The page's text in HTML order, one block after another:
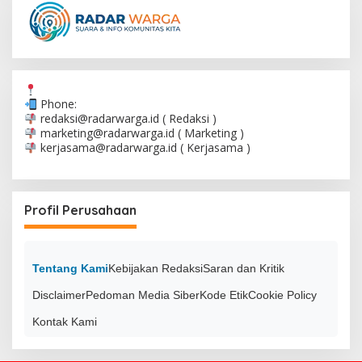
Phone:
redaksi@radarwarga.id ( Redaksi )
marketing@radarwarga.id ( Marketing )
kerjasama@radarwarga.id ( Kerjasama )
Profil Perusahaan
Tentang KamiKebijakan RedaksiSaran dan Kritik
DisclaimerPedoman Media SiberKode EtikCookie Policy
Kontak Kami